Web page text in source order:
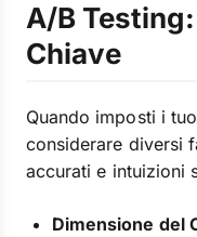
A/B
Chiave
Quando imposti i
considerare diversi
accurati e intuizioni
Dimensione del